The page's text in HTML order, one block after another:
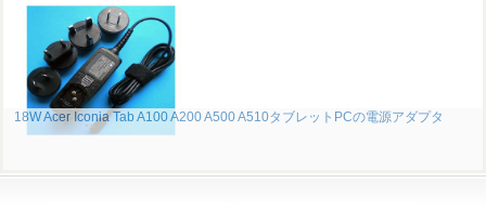
18W Acer Iconia Tab A100 A200 A500 A510タブレットPCの電源アダプタ